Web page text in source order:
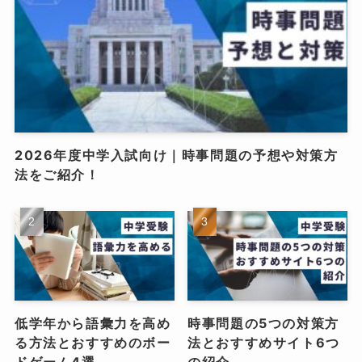
2026年度中学入試向け｜時事問題の予想や対策方
法をご紹介！
低学年から語彙力を高め
る方法とおすすめのボー
時事問題の5つの対策方
法とおすすめサイト6つ